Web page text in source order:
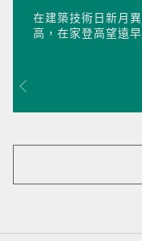
在建築技術日新月
高，在家登高望遠